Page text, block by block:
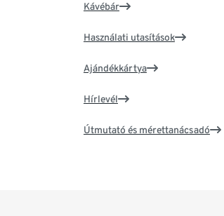
Kávébár
Használati utasítások
Ajándékkártya
Hírlevél
Útmutató és mérettanácsadó